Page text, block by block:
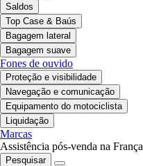
Saldos
Top Case & Baús
Bagagem lateral
Bagagem suave
Fones de ouvido
Proteção e visibilidade
Navegação e comunicação
Equipamento do motociclista
Liquidação
Marcas
Assistência pós-venda na França
Pesquisar